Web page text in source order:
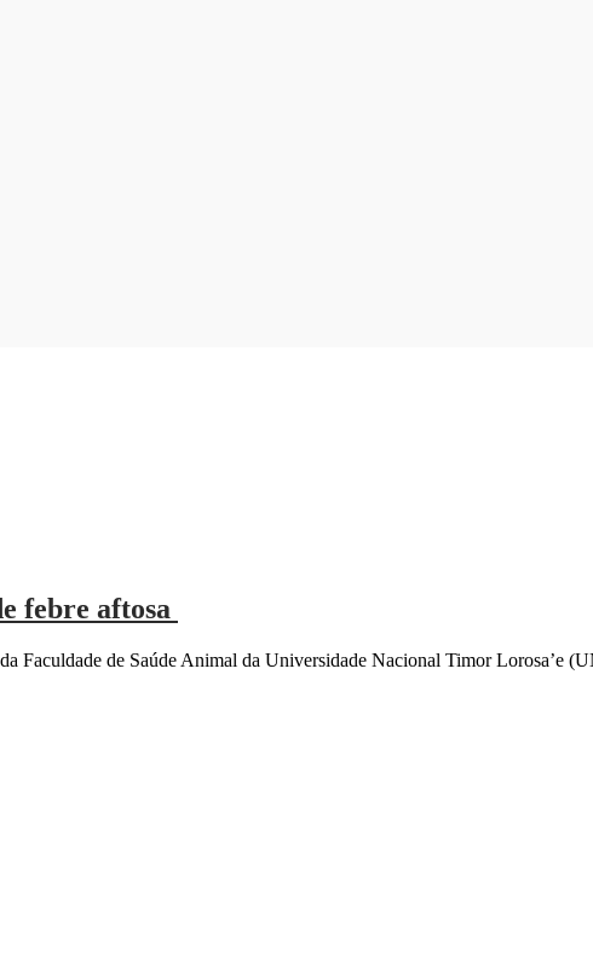
febre aftosa
de Saúde Animal da Universidade Nacional Timor Lorosa’e